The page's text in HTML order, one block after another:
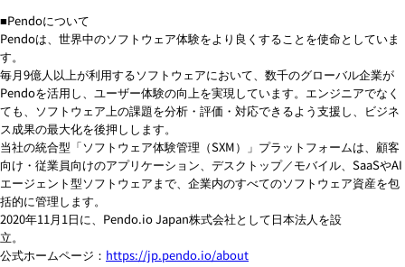
■Pendoについて
Pendoは、世界中のソフトウェア体験をより良くすることを使命としていま
す。
毎月9億人以上が利用するソフトウェアにおいて、数千のグローバル企業が
Pendoを活用し、ユーザー体験の向上を実現しています。エンジニアでなく
ても、ソフトウェア上の課題を分析・評価・対応できるよう支援し、ビジネ
ス成果の最大化を後押しします。
当社の統合型「ソフトウェア体験管理（SXM）」プラットフォームは、顧客
向け・従業員向けのアプリケーション、デスクトップ／モバイル、SaaSやAI
エージェント型ソフトウェアまで、企業内のすべてのソフトウェア資産を包
括的に管理します。
2020年11月1日に、Pendo.io Japan株式会社として日本法人を設
立。
公式ホームページ： https://jp.pendo.io/about